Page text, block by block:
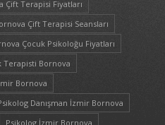
Çift Terapisi Fiyatları
Çift Terapisi Seansları
Çocuk Psikoloğu Fiyatları
Terapisti Bornova
Bornova
Danışman İzmir Bornova
Psikolog İzmir Bornova